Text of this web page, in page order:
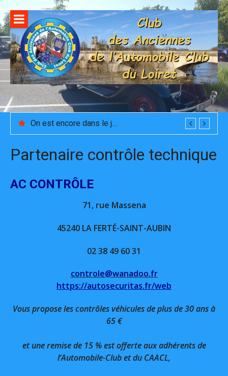
au
contenu
On est encore dans le journal!!
Partenaire contrôle technique
AC CONTRÔLE
71, rue Massena
45240 LA FERTÉ-SAINT-AUBIN
02 38 49 60 31
controle@wanadoo.fr
https://autosecuritas.fr/web
Vous propose les contrôles véhicules de plus de 30 ans à
65 €
et une remise de 15 % est offerte aux adhérents de
l’Automobile-Club et du CAACL,